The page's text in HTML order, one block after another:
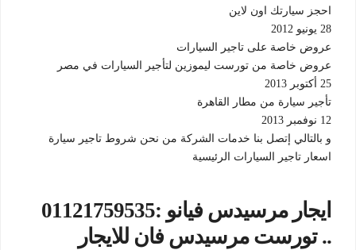
احجز سيارتك اون لاين
28 يونيو 2012
عروض خاصة على تاجير السيارات
عروض خاصة من تورست ليموزين لتأجير السيارات في مصر
25 أكتوبر 2013
تأجير سيارة من مطار القاهرة
12 نوفمبر 2013
و بالتالي إتصل بنا خدمات الشركة من نحن شروط تاجير سيارة
اسعار تاجير السيارات الرئيسية
01121759535: ايجار مرسيدس فيانو
.. تورست مرسيدس فان للايجار